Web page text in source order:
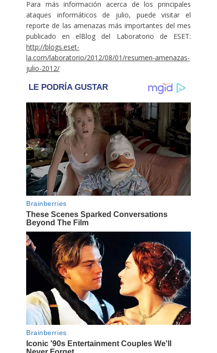
Para más información acerca de los principales
ataques informáticos de julio, puede visitar el
reporte de las amenazas más importantes del mes
publicado en elBlog del Laboratorio de ESET:
http://blogs.eset-
la.com/laboratorio/2012/08/01/resumen-amenazas-
julio-2012/